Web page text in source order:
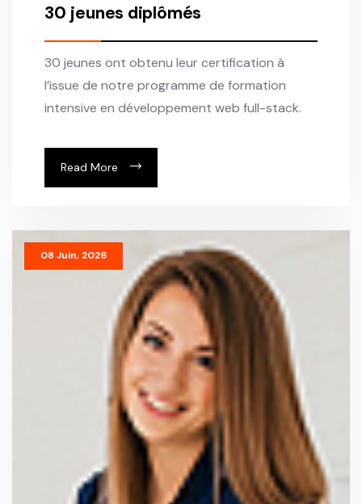
30 jeunes diplômés
30 jeunes ont obtenu leur certification à
l’issue de notre programme de formation
intensive en développement web full-stack.
Read More
08 Juin, 2026